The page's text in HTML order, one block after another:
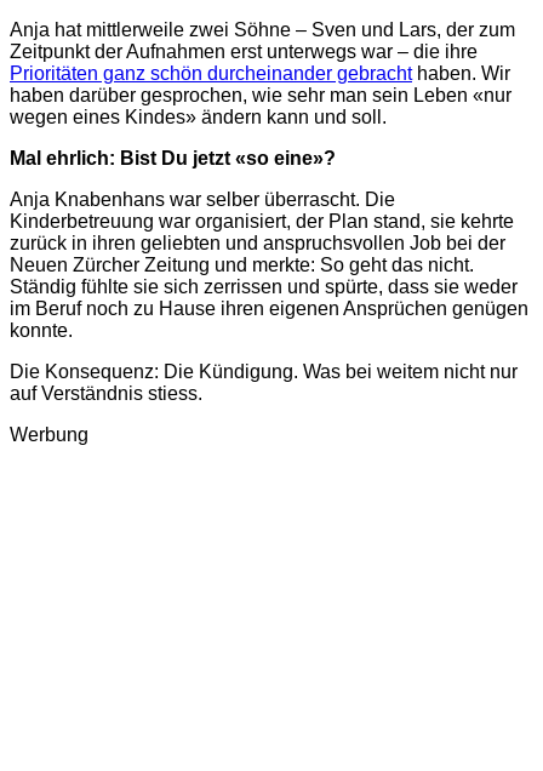
Anja hat mittlerweile zwei Söhne – Sven und Lars, der zum
Zeitpunkt der Aufnahmen erst unterwegs war – die ihre
Prioritäten ganz schön durcheinander gebrachthaben. Wir
haben darüber gesprochen, wie sehr man sein Leben «nur
wegen eines Kindes» ändern kann und soll.
Mal ehrlich: Bist Du jetzt «so eine»?
Anja Knabenhans war selber überrascht. Die
Kinderbetreuung war organisiert, der Plan stand, sie kehrte
zurück in ihren geliebten und anspruchsvollen Job bei der
Neuen Zürcher Zeitung und merkte: So geht das nicht.
Ständig fühlte sie sich zerrissen und spürte, dass sie weder
im Beruf noch zu Hause ihren eigenen Ansprüchen genügen
konnte.
Die Konsequenz: Die Kündigung. Was bei weitem nicht nur
auf Verständnis stiess.
Werbung